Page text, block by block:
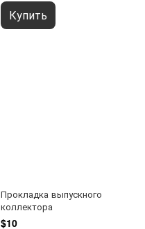
Купить
Прокладка выпускного
коллектора
$10